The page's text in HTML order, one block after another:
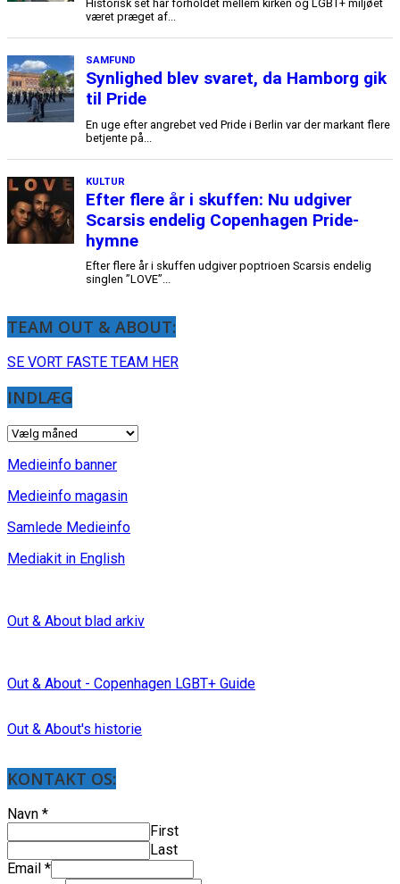
TEAM OUT & ABOUT:
SE VORT FASTE TEAM HER
INDLÆG
INDLÆG
Medieinfo banner
Medieinfo magasin
Samlede Medieinfo
Mediakit in English
Out & About blad arkiv
Out & About - Copenhagen LGBT+ Guide
Out & About's historie
KONTAKT OS:
Navn *
First
Last
Email *